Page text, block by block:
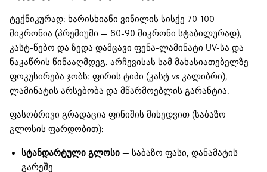
ტექნიკურად: ხარისხიანი ვინილის სისქე 70-100
მიკრონია (პრემიუმი — 80-90 მიკრონი სტაბილურად),
კასტ-წებო და ზედა დამცავი ფენა-ლამინატი UV-სა და
ნაკაწრის წინააღმდეგ. არჩევისას სამ მახასიათებელზე
ფოკუსირება ჯობს: ფირის ტიპი (კასტ vs კალიბრი),
ლამინატის არსებობა და მწარმოებლის გარანტია.
ფასობრივი გრადაცია ფინიშის მიხედვით (საბაზო
გლოსის ფარდობით):
სტანდარტული გლოსი — საბაზო ფასი, დანამატის
გარეშე